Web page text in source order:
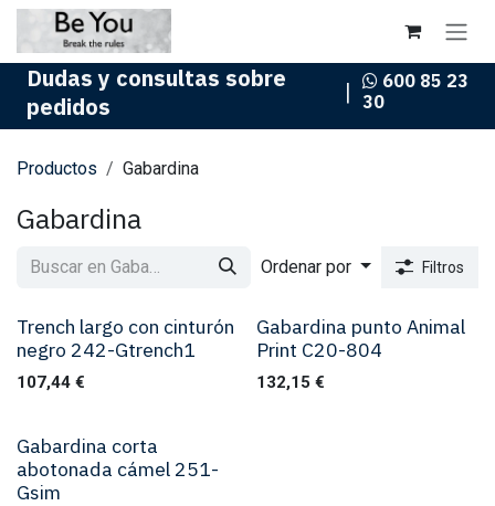
Ir al contenido
Dudas y consultas sobre
pedidos
|
600 85 23
30
Productos Gabardina
Gabardina
Ordenar por Filtros
Trench largo con cinturón
negro 242-Gtrench1
107,44 €
Gabardina punto Animal
Print C20-804
132,15 €
Gabardina corta
abotonada cámel 251-
Gsim